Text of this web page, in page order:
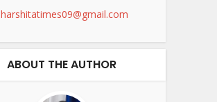
harshitatimes09@gmail.com
ABOUT THE AUTHOR